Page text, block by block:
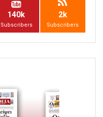
140k
Subscribers
2k
Subscribers